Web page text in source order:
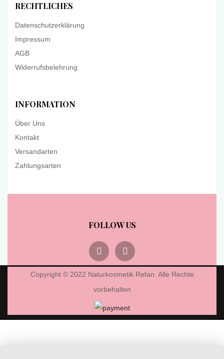
RECHTLICHES
Datenschutzerklärung
Impressum
AGB
Widerrufsbelehrung
INFORMATION
Über Uns
Kontakt
Versandarten
Zahlungsarten
FOLLOW US
Copyright © 2022 Naturkosmetik Refan. Alle Rechte
vorbehalten